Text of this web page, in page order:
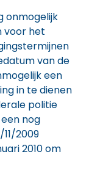
onmogelijk
voor het
van de
een
in te dienen
politie
nog
2009
2010 om